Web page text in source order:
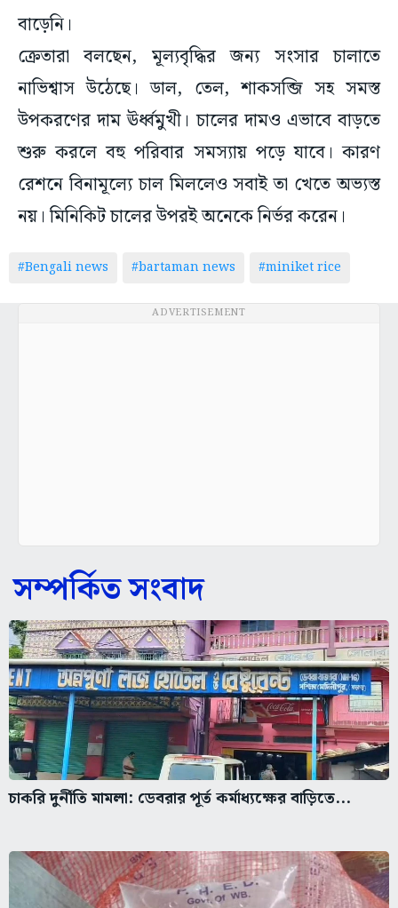
বাড়েনি।
ক্রেতারা বলছেন, মূল্যবৃদ্ধির জন্য সংসার চালাতে
নাভিশ্বাস উঠেছে। ডাল, তেল, শাকসব্জি সহ সমস্ত
উপকরণের দাম ঊর্ধ্বমুখী। চালের দামও এভাবে বাড়তে
শুরু করলে বহু পরিবার সমস্যায় পড়ে যাবে। কারণ
রেশনে বিনামূল্যে চাল মিললেও সবাই তা খেতে অভ্যস্ত
নয়। মিনিকিট চালের উপরই অনেকে নির্ভর করেন।
#Bengali news #bartaman news #miniket rice
ADVERTISEMENT
সম্পর্কিত সংবাদ
চাকরি দুর্নীতি মামলা: ডেবরার পূর্ত কর্মাধ্যক্ষের বাড়িতে...